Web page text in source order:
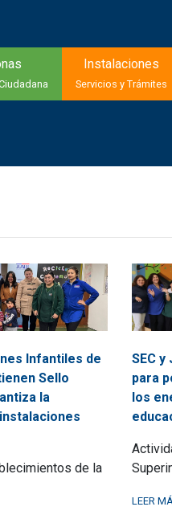
Instalaciones
Servicios y Trámites
Infantiles de
Sello
la
de la
SEC
para
los
LEER